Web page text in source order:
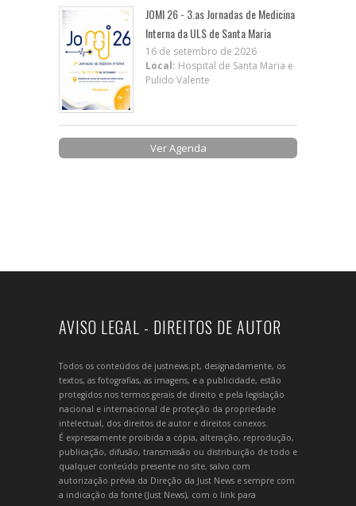
JOMI 26 - 3.as Jornadas de Medicina
Interna da ULS de Santa Maria
16 de setembro de 2026
Local: Hospital de Santa Maria e
Pulido Valente
Ver Agenda
AVISO LEGAL - DIREITOS DE AUTOR
Todos os conteúdos de justnews.pt, designadamente, os
textos, as fotografias, as imagens, e a publicidade, estão
protegidos nos termos gerais de direito e pela legislação
nacional e internacional de proteção da propriedade
intelectual, dos direitos de autor e direitos conexos.
É expressamente proibida a cópia, alteração, reprodução,
publicação, difusão, transmissão ou distribuição de todo e
qualquer conteúdo presente no site, salvo com
autorização prévia da Direção da Just News e sempre com
a indicação da fonte (Just News), com o link para